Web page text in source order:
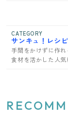
CATEGORY
サンキュ！レシピ
手間をかけずに作
食材を活かした人気